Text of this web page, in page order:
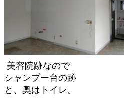
美容院跡なので
シャンプー台の跡
と、奥はトイレ。